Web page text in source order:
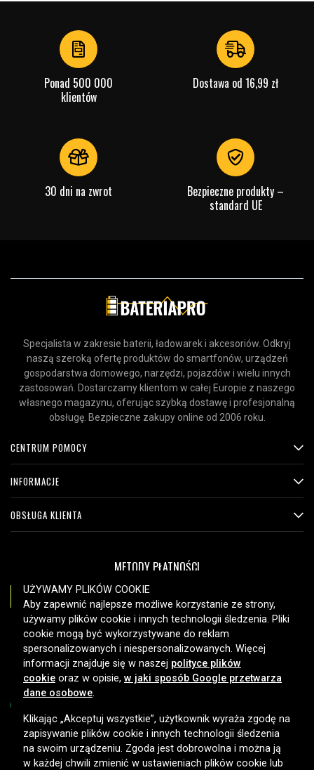
1
Ponad 500 000
klientów
Dostawa od 16,99 zł
30 dni na zwrot
Bezpieczne produkty –
standard UE
Specjalista w zakresie baterii, ładowarek i akcesoriów. Odkryj
naszą szeroką ofertę produktów do smartfonów, urządzeń
gospodarstwa domowego, narzędzi, pojazdów i wielu innych
zastosowań. Dostarczamy klientom w całej Europie z naszego
własnego magazynu, oferując szybką dostawę i profesjonalną
obsługę. Bezpieczne zakupy online od 2006 roku.
CENTRUM POMOCY
INFORMACJE
OBSŁUGA KLIENTA
METODY PŁATNOŚCI
OPCJE DOSTAWY
Copyright © 2026, Spares Nordic AB
UŻYWAMY PLIKÓW COOKIE
Aby zapewnić najlepsze możliwe korzystanie ze strony,
używamy plików cookie i innych technologii śledzenia. Pliki
cookie mogą być wykorzystywane do reklam
spersonalizowanych i niespersonalizowanych. Więcej
informacji znajduje się w naszej polityce plików
cookie oraz w opisie, w jaki sposób Google przetwarza
dane osobowe.
Klikając „Akceptuj wszystkie”, użytkownik wyraża zgodę na
zapisywanie plików cookie i innych technologii śledzenia
na swoim urządzeniu. Zgoda jest dobrowolna i można ją
w każdej chwili zmienić w ustawieniach plików cookie lub